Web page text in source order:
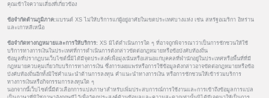
คุณเข้าใจความเสี่ยงที่เกี่ยวข้อง
ข้อจำกัดด้านภูมิภาค: แบรนด์ XS ไม่ให้บริการแก่ผู้อยู่อาศัยในเขตประเทศบางแห่ง เช่น สหรัฐอเมริกา อิหร่าน
และเกาหลีเหนือ
ข้อจำกัดทางกฎหมายและการให้บริการ: XS มิได้ดำเนินการใด ๆ ที่อาจถูกพิจารณาว่าเป็นการชักชวนให้ใช้
บริการทางการเงินในประเทศที่การดำเนินการดังกล่าวขัดต่อกฎหมายหรือข้อบังคับท้องถิ่น
ข้อมูลที่ปรากฏบนเว็บไซต์นี้มิได้มีจุดประสงค์เพื่อมุ่งเน้นหรือเสนอแก่บุคคลที่พำนักอยู่ในประเทศหรือพื้นที่ที่มี
กฎหมายควบคุมเกี่ยวกับบริการทางการเงิน ซึ่งการเผยแพร่หรือการใช้ข้อมูลดังกล่าวอาจขัดต่อกฎหมายหรือข้อ
บังคับท้องถิ่นอีกทั้งมิใช่คำแนะนำด้านการลงทุน คำแนะนำทางการเงิน หรือการชักชวนให้เข้าร่วมบริการ
ทางการเงินหรือกิจกรรมการลงทุนใด ๆ
นอกจากนี้เว็บไซต์นี้มีตัวเลือกการแปลภาษาสำหรับเพิ่มประสบการณ์การใช้งานและการเข้าถึงข้อมูลการแปล